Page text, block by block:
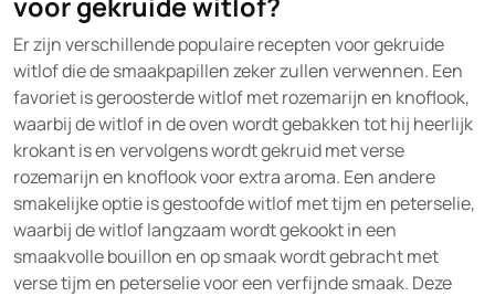
Er zijn verschillende populaire recepten voor gekruide
witlof die de smaakpapillen zeker zullen verwennen. Een
favoriet is geroosterde witlof met rozemarijn en knoflook,
waarbij de witlof in de oven wordt gebakken tot hij heerlijk
krokant is en vervolgens wordt gekruid met verse
rozemarijn en knoflook voor extra aroma. Een andere
smakelijke optie is gestoofde witlof met tijm en peterselie,
waarbij de witlof langzaam wordt gekookt in een
smaakvolle bouillon en op smaak wordt gebracht met
verse tijm en peterselie voor een verfijnde smaak. Deze